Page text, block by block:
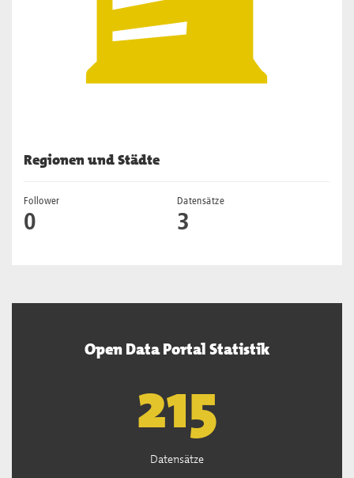
Regionen und Städte
Follower
0
Datensätze
3
Open Data Portal Statistik
218
Datensätze